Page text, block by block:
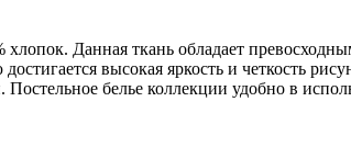
Данная ткань обладает
высокая яркость и четкость
белье коллекции удобно в